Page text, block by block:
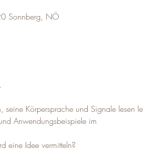
Sonnberg, NÖ
seine Körpersprache und Signale lesen
Anwendungsbeispiele im
eine Idee vermitteln?